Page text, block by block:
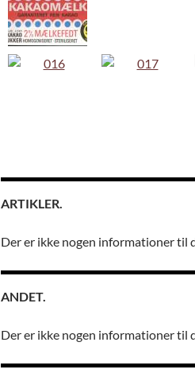
ARTIKLER.
Der er ikke nogen informationer til
ANDET.
Der er ikke nogen informationer til